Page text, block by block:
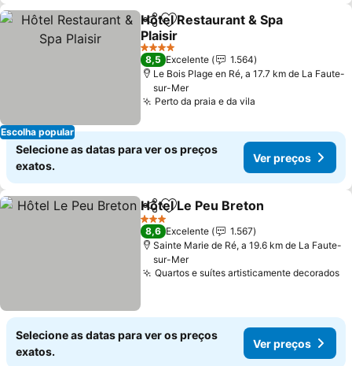
Escolha popular
PartilharAdicionar aos favoritos
Hôtel Restaurant & Spa
Plaisir
4 Estrelas
8,5 Excelente
1.564
Le Bois Plage en Ré, a 17.7 km de La Faute-
sur-Mer
Perto da praia e da vila
Selecione as datas para ver os preços
exatos.
Ver preços
PartilharAdicionar aos favoritos
Hôtel Le Peu Breton
3 Estrelas
8,6 Excelente
1.567
Sainte Marie de Ré, a 19.6 km de La Faute-
sur-Mer
Quartos e suítes artisticamente decorados
Selecione as datas para ver os preços
exatos.
Ver preços